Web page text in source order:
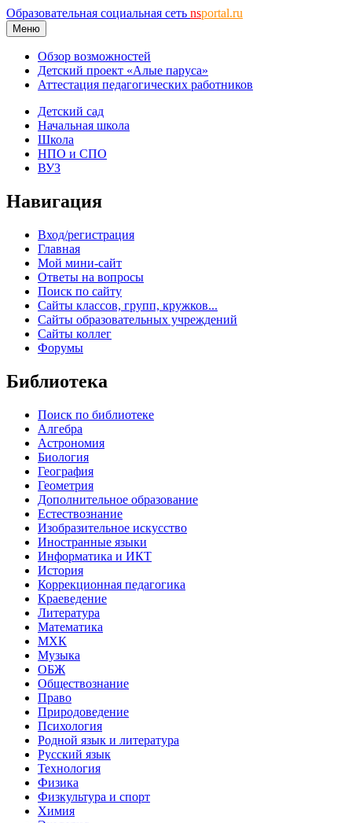
Образовательная социальная сеть nsportal.ru
Меню
Обзор возможностей
Детский проект «Алые паруса»
Аттестация педагогических работников
Детский сад
Начальная школа
Школа
НПО и СПО
ВУЗ
Навигация
Вход/регистрация
Главная
Мой мини-сайт
Ответы на вопросы
Поиск по сайту
Сайты классов, групп, кружков...
Сайты образовательных учреждений
Сайты коллег
Форумы
Библиотека
Поиск по библиотеке
Алгебра
Астрономия
Биология
География
Геометрия
Дополнительное образование
Естествознание
Изобразительное искусство
Иностранные языки
Информатика и ИКТ
История
Коррекционная педагогика
Краеведение
Литература
Математика
МХК
Музыка
ОБЖ
Обществознание
Право
Природоведение
Психология
Родной язык и литература
Русский язык
Технология
Физика
Физкультура и спорт
Химия